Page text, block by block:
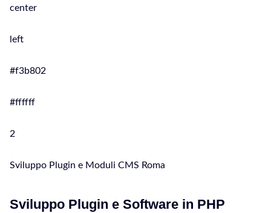
center
left
#f3b802
#ffffff
2
Sviluppo Plugin e Moduli CMS Roma
Sviluppo Plugin e Software in PHP